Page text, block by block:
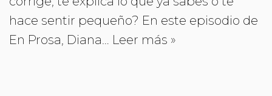
hace sentir pequeño? En este episodio de
En Prosa, Diana… Leer más »